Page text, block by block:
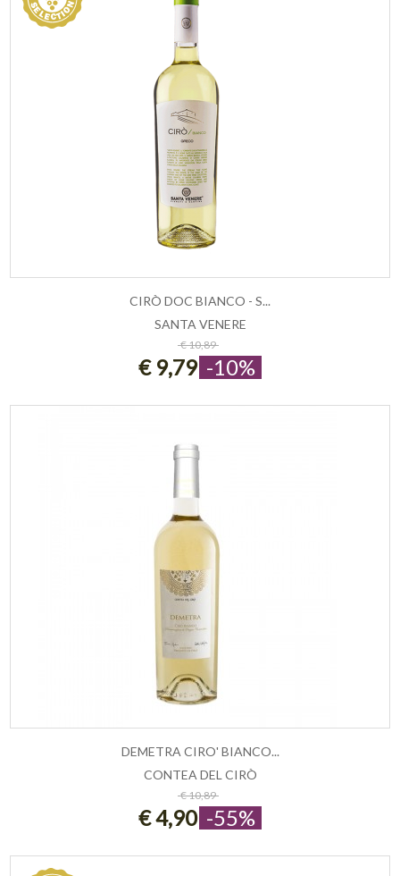
ESAURITO
CIRÒ DOC BIANCO - S...
SANTA VENERE
€ 10,89
€ 9,79 -10%
ESAURITO
DEMETRA CIRO' BIANCO...
CONTEA DEL CIRÒ
€ 10,89
€ 4,90 -55%